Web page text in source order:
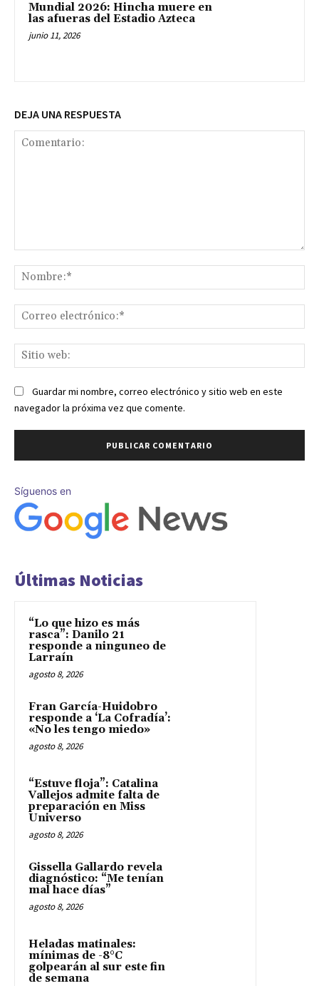
Mundial 2026: Hincha muere en
las afueras del Estadio Azteca
junio 11, 2026
DEJA UNA RESPUESTA
Guardar mi nombre, correo electrónico y sitio web en este
navegador la próxima vez que comente.
Síguenos en
Últimas Noticias
“Lo que hizo es más
rasca”: Danilo 21
responde a ninguneo de
Larraín
agosto 8, 2026
Fran García-Huidobro
responde a ‘La Cofradía’:
«No les tengo miedo»
agosto 8, 2026
“Estuve floja”: Catalina
Vallejos admite falta de
preparación en Miss
Universo
agosto 8, 2026
Gissella Gallardo revela
diagnóstico: “Me tenían
mal hace días”
agosto 8, 2026
Heladas matinales:
mínimas de -8°C
golpearán al sur este fin
de semana